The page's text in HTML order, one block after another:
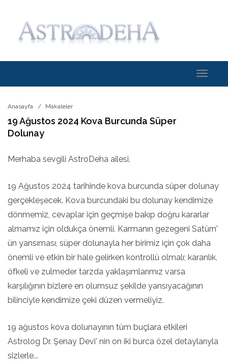
Toggle
Anasayfa Makaleler
19 Ağustos 2024 Kova Burcunda Süper
Dolunay
Merhaba sevgili AstroDeha ailesi,
19 Ağustos 2024 tarihinde kova burcunda süper dolunay
gerçekleşecek. Kova burcundaki bu dolunay kendimize
dönmemiz, cevaplar için geçmişe bakıp doğru kararlar
almamız için oldukça önemli. Karmanın gezegeni Satürn'
ün yansıması, süper dolunayla her birimiz için çok daha
önemli ve etkin bir hale gelirken kontrollü olmalı; karanlık,
öfkeli ve zulmeder tarzda yaklaşımlarımız varsa
karşılığının bizlere en olumsuz şekilde yansıyacağının
bilinciyle kendimize çeki düzen vermeliyiz.
19 ağustos kova dolunayının tüm buçlara etkileri
Astrolog Dr. Şenay Devi' nin on iki burca özel detaylarıyla
sizlerle...